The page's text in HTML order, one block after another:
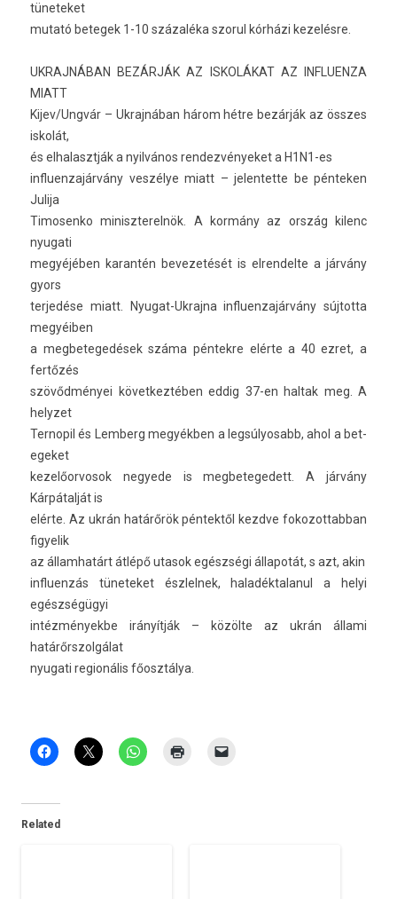
tüneteket
mutató bet­egek 1-10 százaléka szorul kórházi kezelésre.
UK­RAJNÁBAN BEZÁRJÁK AZ ISKOLÁKAT AZ IN­FLUEN­ZA
MIATT
Kijev/Ungvár – Uk­rajnában három hétre bezárják az összes
iskolát,
és el­halasztják a nyilvános re­ndez­vényeket a H1N1-es
in­fluen­zajár­vány veszélye miatt – jelen­tette be pén­tek­en
Julija
Timosen­ko miniszterel­nök. A kormány az ország kilenc
nyugati
megyéjében karan­tén be­vezetését is el­rendel­te a járvány
gyors
ter­jedése miatt. Nyugat-Ukrajna in­fluen­zajár­vány súj­totta
megyéiben
a meg­betegedések száma pén­tekre elérte a 40 ezret, a
fertőzés
szövődményei követ­keztéb­en eddig 37-en hal­tak meg. A
helyzet
Ter­nopil és Lem­berg megyékben a leg­súlyosabb, ahol a bet­
egeket
kezelőor­vosok negyede is meg­betegedett. A járvány
Kárpátalját is
elérte. Az ukrán határőrök péntektől kezdve fokozot­tabban
figyelik
az állam­határt átlépő utasok egészségi állapotát, s azt, akin
in­fluen­zás tüneteket észlel­nek, haladék­talanul a helyi
egészségügyi
in­téz­mények­be irányítják – közölte az ukrán állami
határőrszol­gálat
nyugati re­gionális főosztálya.
Related